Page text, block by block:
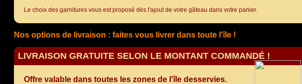
Le choix des garnitures vous est proposé dès l'ajout de votre gâteau dans votre panier.
Nos options de livraison : faites vous livrer dans toute l'île !
LIVRAISON GRATUITE SELON LE MONTANT COMMANDÉ !
Offre valable dans toutes les zones de l'île desservies.